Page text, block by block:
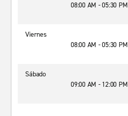
08:00 AM - 05:30 PM
Viernes
08:00 AM - 05:30 PM
Sábado
09:00 AM - 12:00 PM